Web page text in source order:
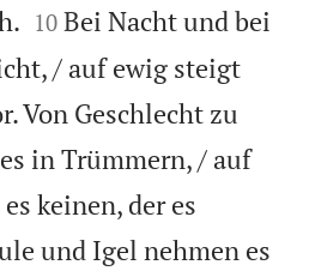


10 Bei Nacht und bei
/ auf ewig steigt
Von Geschlecht zu
in Trümmern, / auf
keinen, der es
und Igel nehmen es